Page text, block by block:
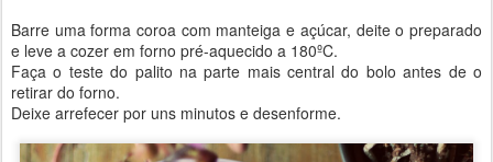
Barre uma forma coroa com manteiga e açúcar, deite o preparado
e leve a cozer em forno pré-aquecido a 180ºC.
Faça o teste do palito na parte mais central do bolo antes de o
retirar do forno.
Deixe arrefecer por uns minutos e desenforme.